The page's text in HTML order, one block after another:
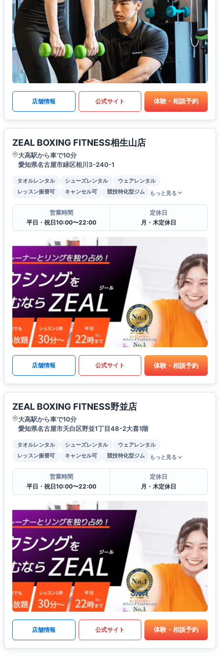
店舗情報 公式サイト 体験・相談予約
ZEAL BOXING FITNESS相生山店
大高駅から車で10分
愛知県名古屋市緑区相川3-240-1
タオルレンタル シューズレンタル
ウェアレンタル
レッスン振替可
キャンセル可 競技特化型ジム もっと見る
営業時間
平日・祝日10:00〜22:00
定休日
月・木定休日
店舗情報 公式サイト 体験・相談予約
ZEAL BOXING FITNESS野並店
大高駅から車で10分
愛知県名古屋市天白区野並1丁目48-2大喜1階
タオルレンタル シューズレンタル
ウェアレンタル
レッスン振替可
キャンセル可 競技特化型ジム もっと見る
営業時間
平日・祝日10:00〜22:00
定休日
月・木定休日
店舗情報 公式サイト 体験・相談予約